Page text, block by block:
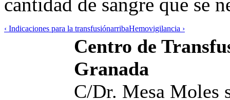
cantidad de sangre que se
‹ Indicaciones para la transfusiónarribaHemovigilancia ›
Centro de
Granada
C/Dr. Mesa Moles